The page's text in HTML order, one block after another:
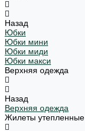
Назад
Юбки
Юбки мини
Юбки миди
Юбки макси
Верхняя одежда
Назад
Верхняя одежда
Жилеты утепленные